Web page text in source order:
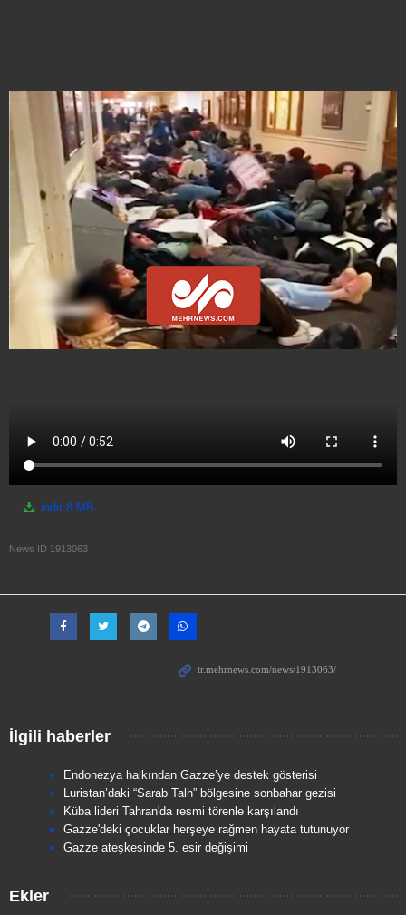
indir 8 MB
News ID 1913063
İlgili haberler
Endonezya halkından Gazze’ye destek gösterisi
Luristan’daki “Sarab Talh” bölgesine sonbahar gezisi
Küba lideri Tahran'da resmi törenle karşılandı
Gazze'deki çocuklar herşeye rağmen hayata tutunuyor
Gazze ateşkesinde 5. esir değişimi
Ekler